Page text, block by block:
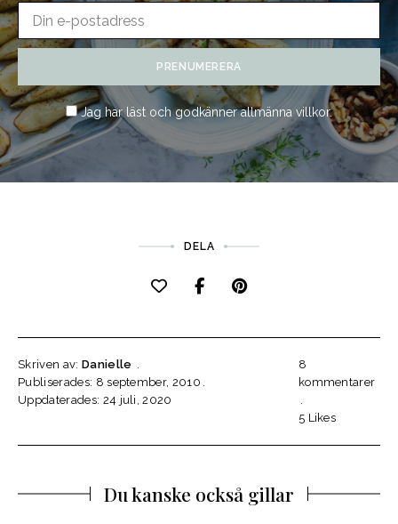
Jag har läst och godkännerallmänna villkor.
DELA
Skriven av: Danielle
Publiserades: 8 september, 2010
Uppdaterades: 24 juli, 2020
8
kommentarer
5 Likes
Du kanske också gillar